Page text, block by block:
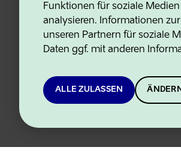
Funktionen für soziale
analysieren. Informationen
unseren Partnern für soziale
Daten ggf. mit anderen
ALLE ZULASSEN
Estonian